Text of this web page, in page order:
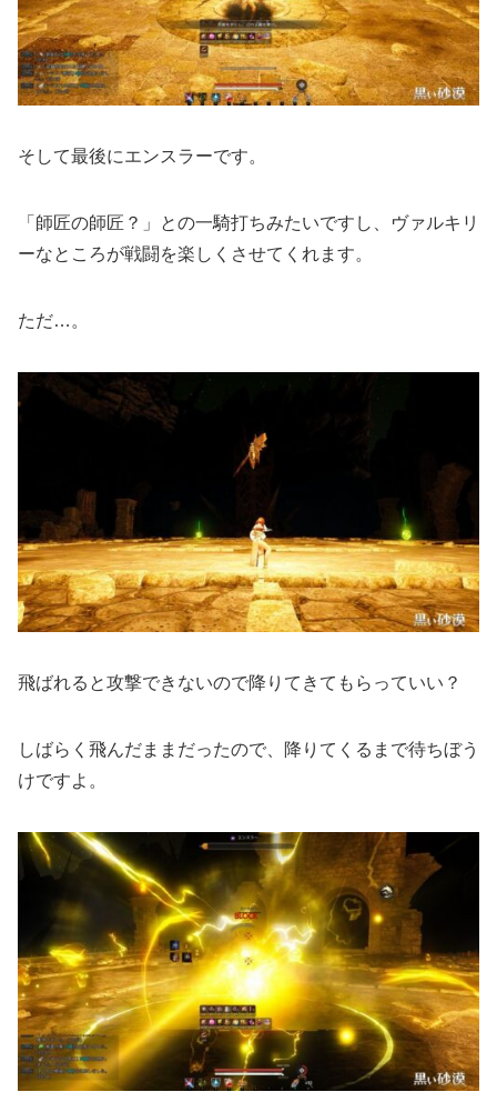
そして最後にエンスラーです。
「師匠の師匠？」との一騎打ちみたいですし、ヴァルキリ
ーなところが戦闘を楽しくさせてくれます。
ただ…。
飛ばれると攻撃できないので降りてきてもらっていい？
しばらく飛んだままだったので、降りてくるまで待ちぼう
けですよ。